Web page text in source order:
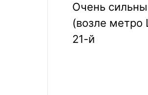
Очень
(возле метро
21-й